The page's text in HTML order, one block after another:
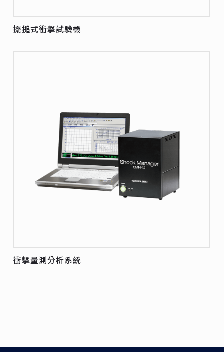
擺搥式衝擊試驗機
衝擊量測分析系統